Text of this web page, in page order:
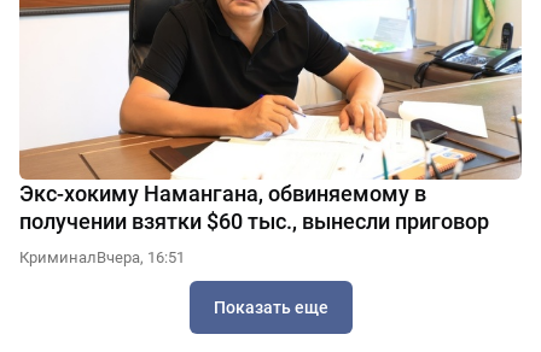
Экс-хокиму Намангана, обвиняемому в
получении взятки $60 тыс., вынесли приговор
КриминалВчера, 16:51
Показать еще